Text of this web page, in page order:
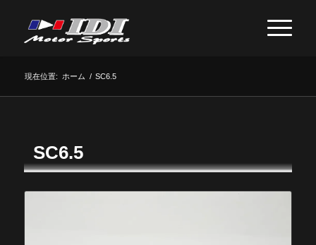
現在位置: ホーム / SC6.5
SC6.5